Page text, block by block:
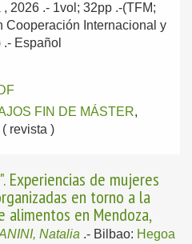
, 2026 .- 1vol; 32pp .-(TFM;
Cooperación Internacional y
.- Español
FIN DE MÁSTER,
revista )
Experiencias de mujeres
en torno a la
alimentos en Mendoza,
Natalia .- Bilbao: Hegoa